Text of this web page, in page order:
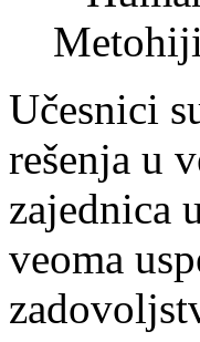
Metohiji
Učesnici
rešenja u
zajednica
veoma